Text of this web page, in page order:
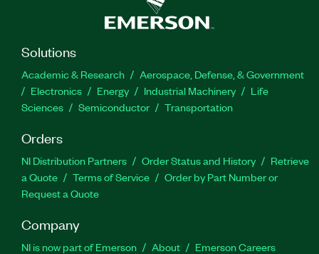
Solutions
Academic & Research
Aerospace, Defense, & Government
Electronics
Energy Industrial Machinery
Life
Sciences
Semiconductor Transportation
Orders
NI Distribution Partners Order Status and History
Retrieve
a Quote
Terms of Service
Order by Part Number or
Request a Quote
Company
NI is now part of Emerson About Emerson Careers